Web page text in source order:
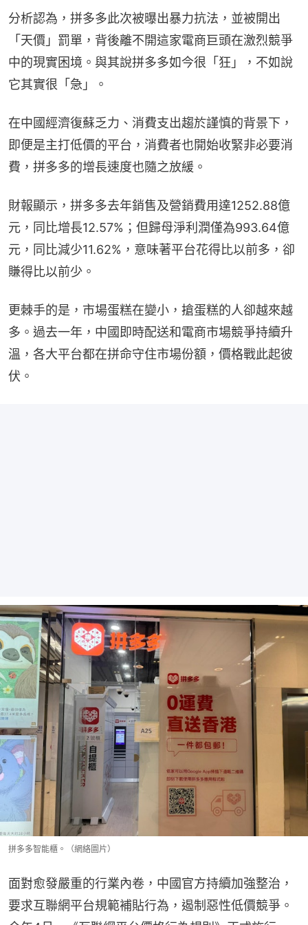
分析認為，拼多多此次被曝出暴力抗法，並被開出
「天價」罰單，背後離不開這家電商巨頭在激烈競爭
中的現實困境。與其說拼多多如今很「狂」，不如說
它其實很「急」。
在中國經濟復蘇乏力、消費支出趨於謹慎的背景下，
即便是主打低價的平台，消費者也開始收緊非必要消
費，拼多多的增長速度也隨之放緩。
財報顯示，拼多多去年銷售及營銷費用達1252.88億
元，同比增長12.57%；但歸母淨利潤僅為993.64億
元，同比減少11.62%，意味著平台花得比以前多，卻
賺得比以前少。
更棘手的是，市場蛋糕在變小，搶蛋糕的人卻越來越
多。過去一年，中國即時配送和電商市場競爭持續升
溫，各大平台都在拼命守住市場份額，價格戰此起彼
伏。
拼多多智能櫃。（網絡圖片）
面對愈發嚴重的行業內卷，中國官方持續加強整治，
要求互聯網平台規範補貼行為，遏制惡性低價競爭。